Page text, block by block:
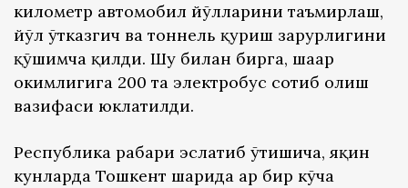
километр автомобил йўлларини таъмирлаш,
йўл ўтказгич ва тоннель қуриш зарурлигини
қўшимча қилди. Шу билан бирга, шаҳар
ҳокимлигига 200 та электробус сотиб олиш
вазифаси юклатилди.
Республика раҳбари эслатиб ўтишича, яқин
кунларда Тошкент шаҳрида ҳар бир кўча